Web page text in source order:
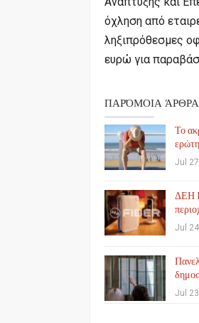
όχληση από
ληξιπρόθεσμες
ευρώ για
ΠΑΡΌΜΟΙΑ ΆΡΘΡΑ
Το
Jul
ΔΕΗ
Jul
Jul